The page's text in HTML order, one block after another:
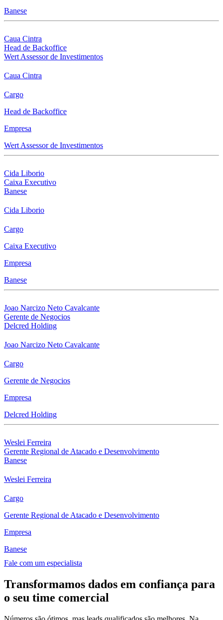
Banese
Caua Cintra
Head de Backoffice
Wert Assessor de Investimentos
Caua Cintra
Cargo
Head de Backoffice
Empresa
Wert Assessor de Investimentos
Cida Liborio
Caixa Executivo
Banese
Cida Liborio
Cargo
Caixa Executivo
Empresa
Banese
Joao Narcizo Neto Cavalcante
Gerente de Negocios
Delcred Holding
Joao Narcizo Neto Cavalcante
Cargo
Gerente de Negocios
Empresa
Delcred Holding
Weslei Ferreira
Gerente Regional de Atacado e Desenvolvimento
Banese
Weslei Ferreira
Cargo
Gerente Regional de Atacado e Desenvolvimento
Empresa
Banese
Fale com um especialista
Transformamos dados em confiança para
o seu time comercial